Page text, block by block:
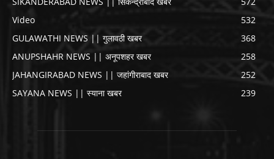
Video
532
GULAWATHI NEWS || गुलावठी खबर
368
ANUPSHAHR NEWS || अनूपशहर खबर
258
JAHANGIRABAD NEWS || जहांगीराबाद खबर
252
SAYANA NEWS || स्याना खबर
239